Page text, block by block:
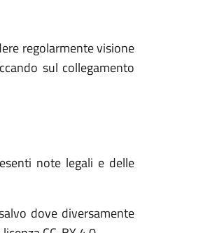
regolarmente visione
sul collegamento
note legali e delle
dove diversamente